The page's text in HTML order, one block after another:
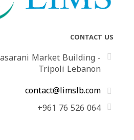
CONTACT US
Market Building -
Tripoli Lebanon
contact@limslb.com
+961 76 526 064